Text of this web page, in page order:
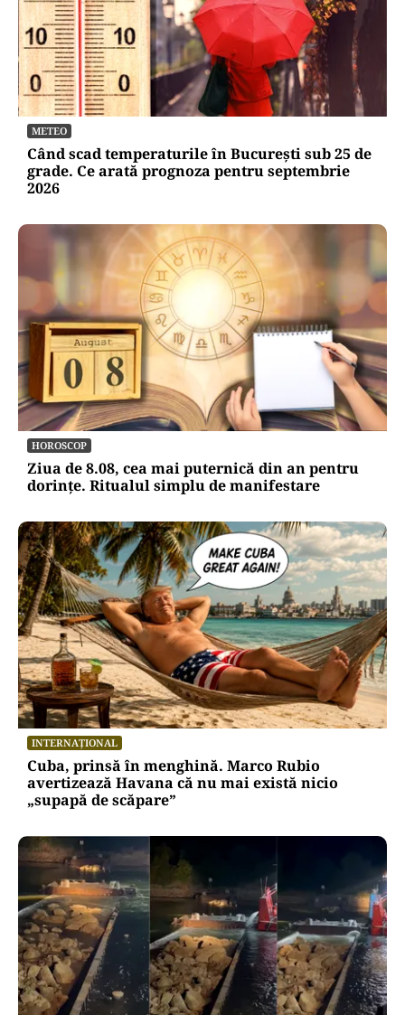
METEO
Când scad temperaturile în București sub 25 de
grade. Ce arată prognoza pentru septembrie
2026
HOROSCOP
Ziua de 8.08, cea mai puternică din an pentru
dorințe. Ritualul simplu de manifestare
INTERNAȚIONAL
Cuba, prinsă în menghină. Marco Rubio
avertizează Havana că nu mai există nicio
„supapă de scăpare”